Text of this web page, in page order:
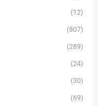
(12)
(807)
(289)
(24)
(30)
(69)